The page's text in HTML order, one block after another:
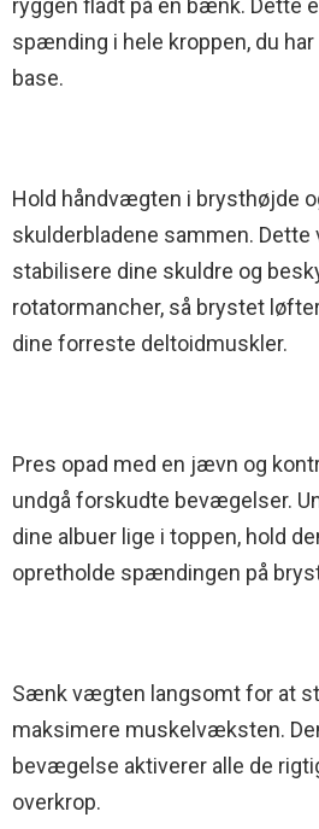
ryggen fladt på en bænk. Dette
spænding i hele kroppen, du
base.
Hold håndvægten i brysthøjde
skulderbladene sammen.
stabilisere dine skuldre og
rotatormancher, så brystet
dine forreste deltoidmuskler.
Pres opad med en jævn og
undgå forskudte bevægelser.
dine albuer lige i toppen, hold
opretholde spændingen på
Sænk vægten langsomt for at
maksimere muskelvæksten.
bevægelse aktiverer alle de
overkrop.